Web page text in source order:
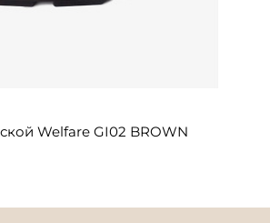
Welfare GI02 BROWN